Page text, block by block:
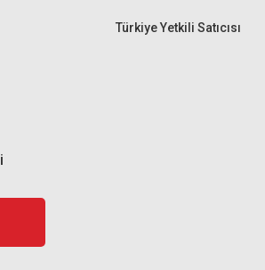
Türkiye Yetkili Satıcısı